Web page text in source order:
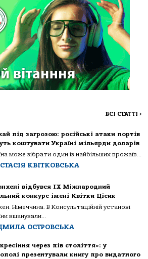
ВСІ СТАТТІ >
під загрозою: російські атаки портів
коштувати Україні мільярди доларів
може зібрати один із найбільших врожаїв...
КВІТКОВСЬКА
відбувся IX Міжнародний
конкурс імені Квітки Цісик
Німеччина. В Консультаційній установі
вшанували...
ОСТРОВСЬКА
через пів століття»: у
презентували книгу про видатного